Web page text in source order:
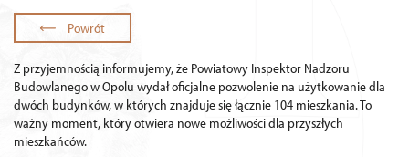
Powrót
Z przyjemnością informujemy, że Powiatowy Inspektor Nadzoru
Budowlanego w Opolu wydał oficjalne pozwolenie na użytkowanie dla
dwóch budynków, w których znajduje się łącznie 104 mieszkania. To
ważny moment, który otwiera nowe możliwości dla przyszłych
mieszkańców.